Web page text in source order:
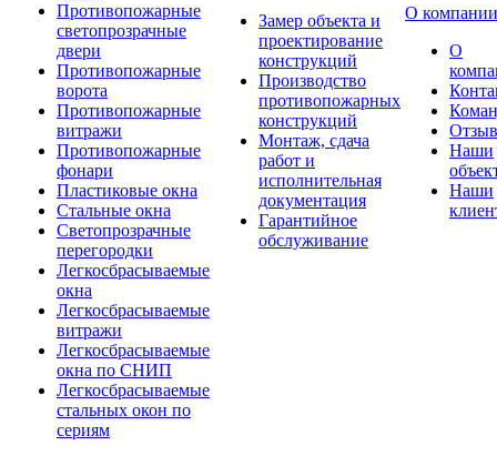
Противопожарные
светопрозрачные
двери
Противопожарные
ворота
Противопожарные
витражи
Противопожарные
фонари
Пластиковые окна
Стальные окна
Светопрозрачные
перегородки
Легкосбрасываемые
окна
Легкосбрасываемые
витражи
Легкосбрасываемые
окна по СНИП
Легкосбрасываемые
стальных окон по
сериям
Замер объекта и
проектирование
конструкций
Производство
противопожарных
конструкций
Монтаж, сдача
работ и
исполнительная
документация
Гарантийное
обслуживание
О компании
О
Наши
Наши